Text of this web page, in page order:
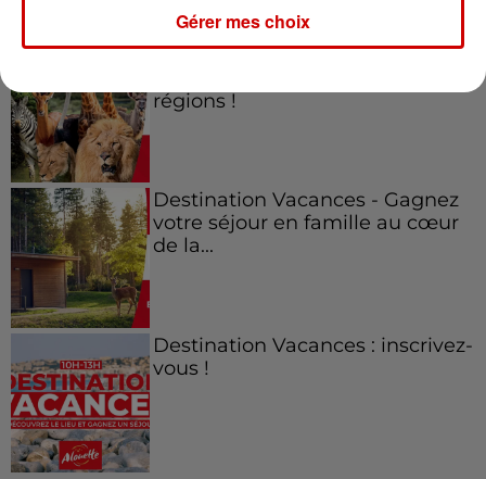
Le Duel - Gagnez vos entrées
régions !
Destination Vacances - Gagnez
votre séjour en famille au cœur
de la...
Destination Vacances : inscrivez-
vous !
Gérer mes choix